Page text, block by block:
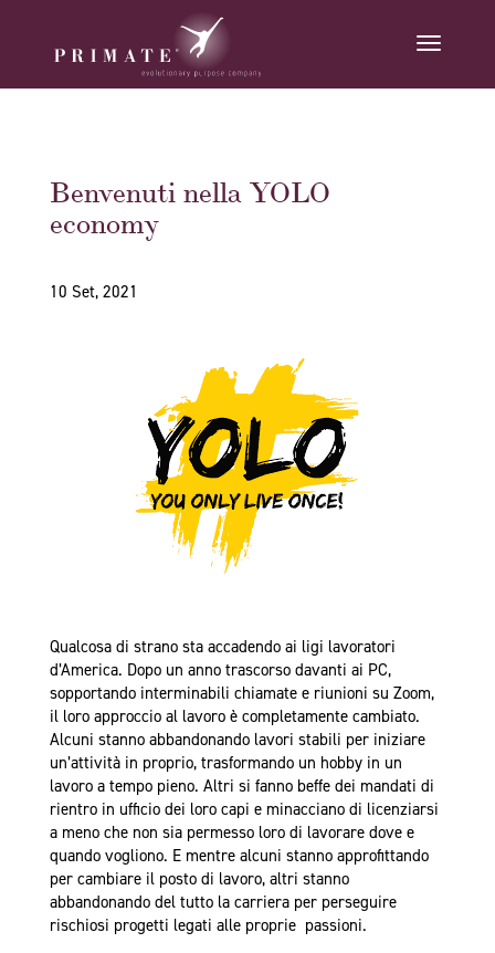
Benvenuti nella YOLO
economy
10 Set, 2021
Qualcosa di strano sta accadendo ai ligi lavoratori
d’America. Dopo un anno trascorso davanti ai PC,
sopportando interminabili chiamate e riunioni su Zoom,
il loro approccio al lavoro è completamente cambiato.
Alcuni stanno abbandonando lavori stabili per iniziare
un’attività in proprio, trasformando un hobby in un
lavoro a tempo pieno. Altri si fanno beffe dei mandati di
rientro in ufficio dei loro capi e minacciano di licenziarsi
a meno che non sia permesso loro di lavorare dove e
quando vogliono. E mentre alcuni stanno approfittando
per cambiare il posto di lavoro, altri stanno
abbandonando del tutto la carriera per perseguire
rischiosi progetti legati alle proprie passioni.